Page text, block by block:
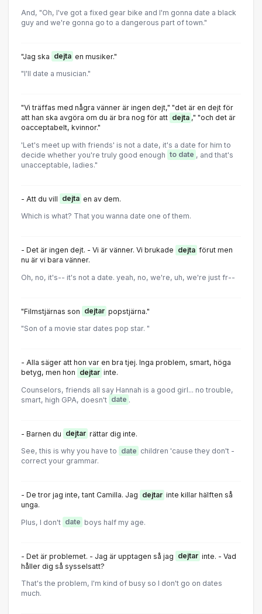
And, "Oh, I've got a fixed gear bike and I'm gonna date a black
guy and we're gonna go to a dangerous part of town."
"Jag ska dejta en musiker."
"I'll date a musician."
"Vi träffas med några vänner är ingen dejt," "det är en dejt för
att han ska avgöra om du är bra nog för att dejta ," "och det är
oacceptabelt, kvinnor."
'Let's meet up with friends' is not a date, it's a date for him to
decide whether you're truly good enough to date , and that's
unacceptable, ladies."
- Att du vill dejta en av dem.
Which is what? That you wanna date one of them.
- Det är ingen dejt. - Vi är vänner. Vi brukade dejta förut men
nu är vi bara vänner.
Oh, no, it's-- it's not a date. yeah, no, we're, uh, we're just fr--
"Filmstjärnas son dejtar popstjärna."
"Son of a movie star dates pop star. "
- Alla säger att hon var en bra tjej. Inga problem, smart, höga
betyg, men hon dejtar inte.
Counselors, friends all say Hannah is a good girl... no trouble,
smart, high GPA, doesn't date .
- Barnen du dejtar rättar dig inte.
See, this is why you have to date children 'cause they don't -
correct your grammar.
- De tror jag inte, tant Camilla. Jag dejtar inte killar hälften så
unga.
Plus, I don't date boys half my age.
- Det är problemet. - Jag är upptagen så jag dejtar inte. - Vad
håller dig så sysselsatt?
That's the problem, I'm kind of busy so I don't go on dates
much.